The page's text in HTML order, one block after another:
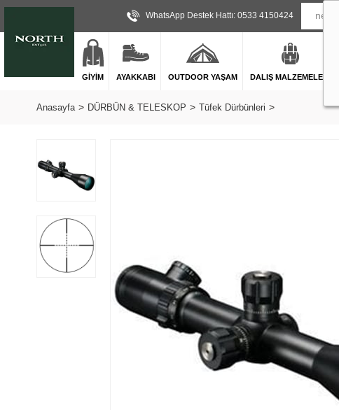
WhatsApp Destek Hattı: 0533 4150424
GİYİM AYAKKABI OUTDOOR YAŞAM DALIŞ MALZEMELERİ
Anasayfa DÜRBÜN & TELESKOP Tüfek Dürbünleri